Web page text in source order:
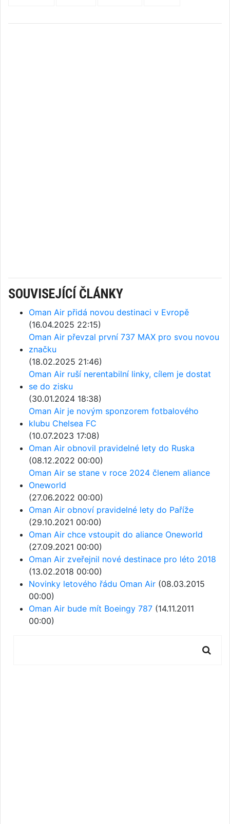
SOUVISEJÍCÍ ČLÁNKY
Oman Air přidá novou destinaci v Evropě
(16.04.2025 22:15)
Oman Air převzal první 737 MAX pro svou novou
značku
(18.02.2025 21:46)
Oman Air ruší nerentabilní linky, cílem je dostat
se do zisku
(30.01.2024 18:38)
Oman Air je novým sponzorem fotbalového
klubu Chelsea FC
(10.07.2023 17:08)
Oman Air obnovil pravidelné lety do Ruska
(08.12.2022 00:00)
Oman Air se stane v roce 2024 členem aliance
Oneworld
(27.06.2022 00:00)
Oman Air obnoví pravidelné lety do Paříže
(29.10.2021 00:00)
Oman Air chce vstoupit do aliance Oneworld
(27.09.2021 00:00)
Oman Air zveřejnil nové destinace pro léto 2018
(13.02.2018 00:00)
Novinky letového řádu Oman Air (08.03.2015
00:00)
Oman Air bude mít Boeingy 787 (14.11.2011
00:00)